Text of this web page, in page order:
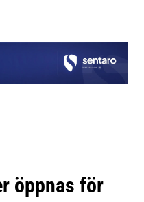
öppnas för